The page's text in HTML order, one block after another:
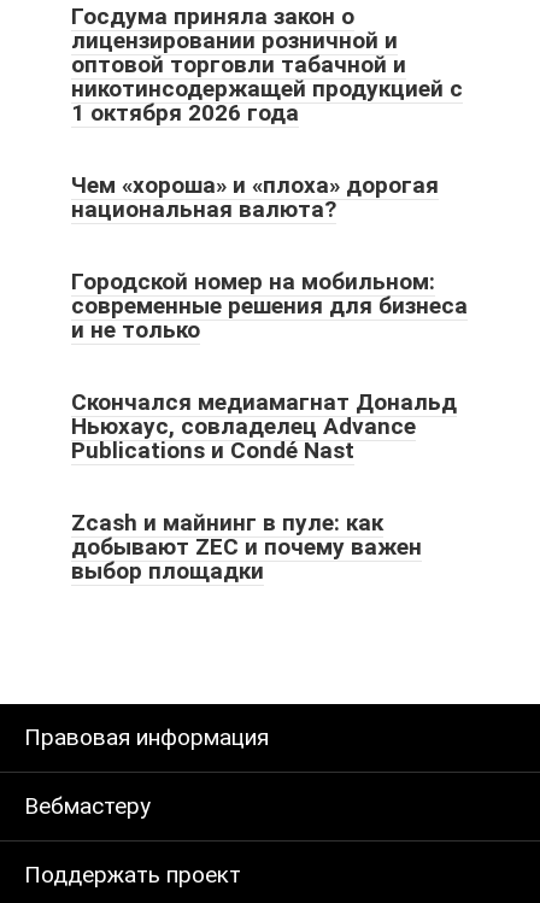
Госдума приняла закон о
лицензировании розничной и
оптовой торговли табачной и
никотинсодержащей продукцией с
1 октября 2026 года
Чем «хороша» и «плоха» дорогая
национальная валюта?
Городской номер на мобильном:
современные решения для бизнеса
и не только
Скончался медиамагнат Дональд
Ньюхаус, совладелец Advance
Publications и Condé Nast
Zcash и майнинг в пуле: как
добывают ZEC и почему важен
выбор площадки
Правовая информация
Вебмастеру
Поддержать проект